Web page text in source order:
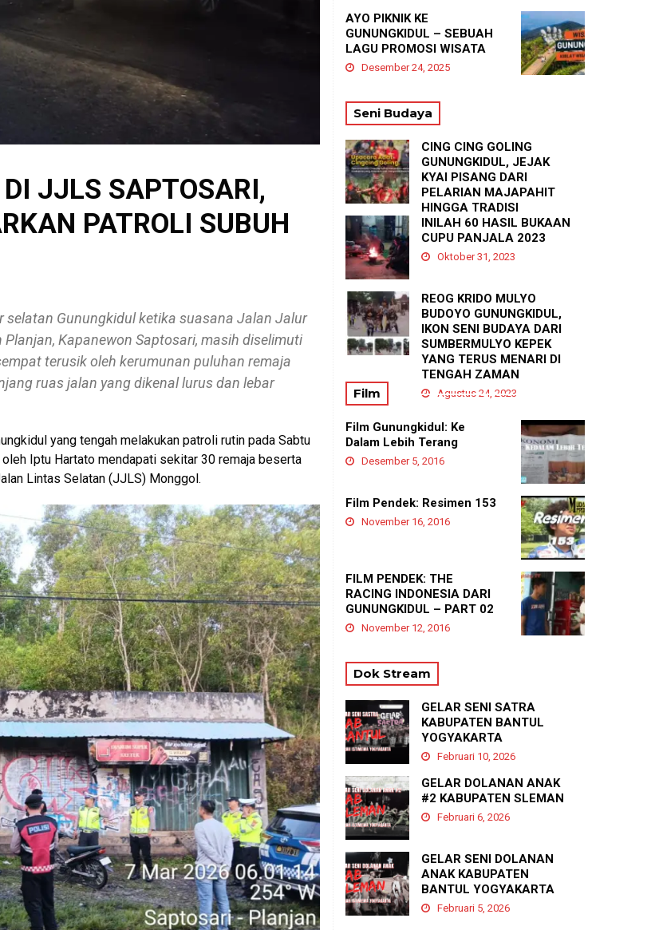
JJLS SAPTOSARI,
PATROLI SUBUH
Gunungkidul ketika suasana Jalan Jalur
Kapanewon Saptosari, masih diselimuti
terusik oleh kerumunan puluhan remaja
ruas jalan yang dikenal lurus dan lebar
yang tengah melakukan patroli rutin pada Sabtu
Iptu Hartato mendapati sekitar 30 remaja beserta
Lintas Selatan (JJLS) Monggol.
AYO PIKNIK KE
GUNUNGKIDUL – SEBUAH
LAGU PROMOSI WISATA
Desember 24, 2025
Seni Budaya
CING CING GOLING
GUNUNGKIDUL, JEJAK
KYAI PISANG DARI
PELARIAN MAJAPAHIT
HINGGA TRADISI
TASYAKURAN
PADUKUHAN GEDANGAN
Agustus 21, 2025
INILAH 60 HASIL BUKAAN
CUPU PANJALA 2023
Oktober 31, 2023
REOG KRIDO MULYO
BUDOYO GUNUNGKIDUL,
IKON SENI BUDAYA DARI
SUMBERMULYO KEPEK
YANG TERUS MENARI DI
TENGAH ZAMAN
Agustus 24, 2023
Film
Film Gunungkidul: Ke
Dalam Lebih Terang
Desember 5, 2016
Film Pendek: Resimen 153
November 16, 2016
FILM PENDEK: THE
RACING INDONESIA DARI
GUNUNGKIDUL – PART 02
November 12, 2016
Dok Stream
GELAR SENI SATRA
KABUPATEN BANTUL
YOGYAKARTA
Februari 10, 2026
GELAR DOLANAN ANAK
#2 KABUPATEN SLEMAN
Februari 6, 2026
GELAR SENI DOLANAN
ANAK KABUPATEN
BANTUL YOGYAKARTA
Februari 5, 2026